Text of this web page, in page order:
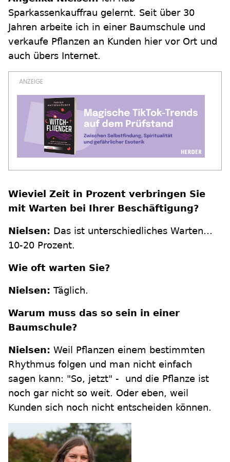
Sparkassenkauffrau gelernt. Seit über 30
Jahren arbeite ich in einer Baumschule und
verkaufe Pflanzen an Kunden hier vor Ort und
auch übers Internet.
Wieviel Zeit in Prozent verbringen Sie
mit Warten bei Ihrer Beschäftigung?
Nielsen: Das ist unterschiedliches Warten…
10-20 Prozent.
Wie oft warten Sie?
Nielsen: Täglich.
Warum muss das so sein in einer
Baumschule?
Nielsen: Weil Pflanzen einem bestimmten
Rhythmus folgen und man nicht einfach
sagen kann: "So, jetzt" - und die Pflanze ist
noch gar nicht so weit. Oder eben, weil
Kunden sich noch nicht entscheiden können.